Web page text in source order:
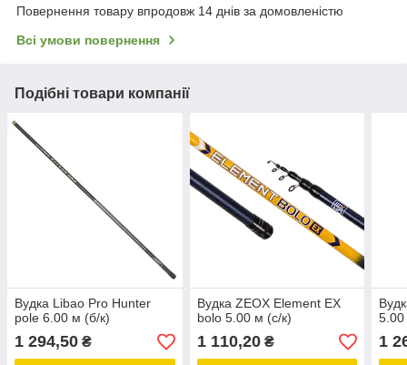
Повернення товару впродовж 14 днів за домовленістю
Всі умови повернення
Подібні товари компанії
Вудка Libao Pro Hunter
pole 6.00 м (б/к)
1 294,50 ₴
Вудка ZEOX Element EX
bolo 5.00 м (c/к)
1 110,20₴ 1